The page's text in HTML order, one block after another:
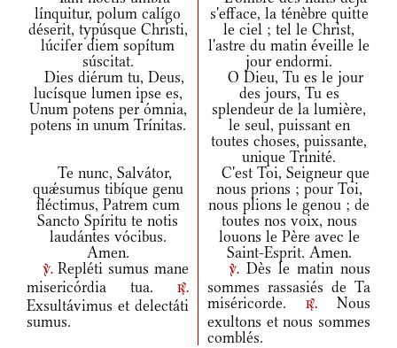
línquitur, polum calígo
déserit, typúsque Christi,
lúcifer diem sopítum
súscitat.
s'efface, la ténèbre quitte
le ciel ; tel le Christ,
l'astre du matin éveille le
jour endormi.
Dies diérum tu, Deus,
lucísque lumen ipse es,
Unum potens per ómnia,
potens in unum Trínitas.
O Dieu, Tu es le jour
des jours, Tu es
splendeur de la lumière,
le seul, puissant en
toutes choses, puissante,
unique Trinité.
Te nunc, Salvátor,
quǽsumus tibíque genu
fléctimus, Patrem cum
Sancto Spíritu te notis
laudántes vócibus.
Amen.
C'est Toi, Seigneur que
nous prions ; pour Toi,
nous plions le genou ; de
toutes nos voix, nous
louons le Père avec le
Saint-Esprit. Amen.
v.Repléti sumus mane
misericórdia tua.
r.
Exsultávimus et delectáti
sumus.
v. Dès le matin nous
sommes rassasiés de Ta
miséricorde.
r.
Nous
exultons et nous sommes
comblés.